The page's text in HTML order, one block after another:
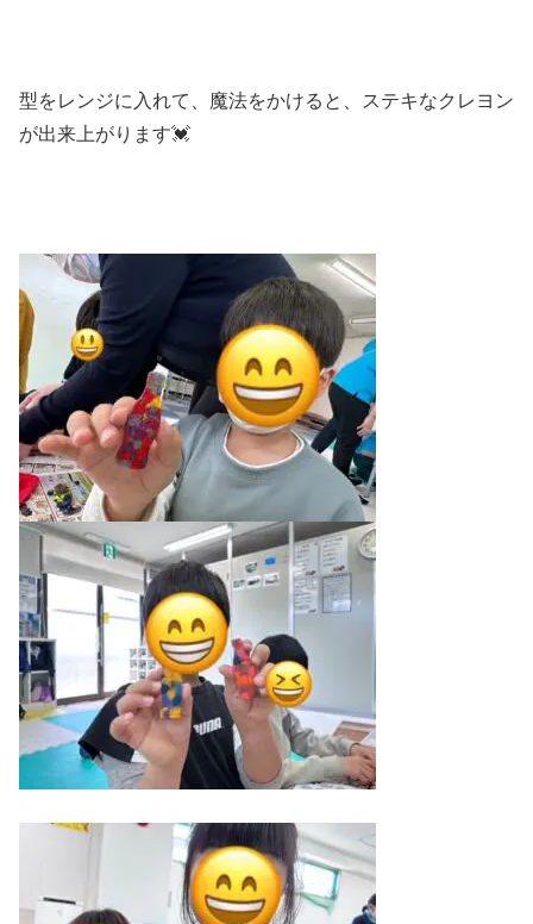
型をレンジに入れて、魔法をかけると、ステキなクレヨン
が出来上がります💓